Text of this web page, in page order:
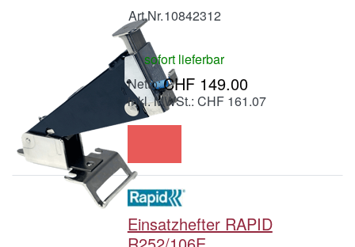
Art.Nr.10842312
sofort lieferbar
CHF 149.00
inkl. MWSt.: CHF 161.07
Einsatzhefter RAPID